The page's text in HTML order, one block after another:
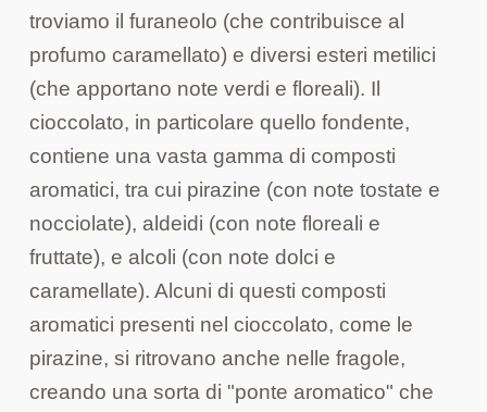
troviamo il furaneolo (che contribuisce al
profumo caramellato) e diversi esteri metilici
(che apportano note verdi e floreali). Il
cioccolato, in particolare quello fondente,
contiene una vasta gamma di composti
aromatici, tra cui pirazine (con note tostate e
nocciolate), aldeidi (con note floreali e
fruttate), e alcoli (con note dolci e
caramellate). Alcuni di questi composti
aromatici presenti nel cioccolato, come le
pirazine, si ritrovano anche nelle fragole,
creando una sorta di "ponte aromatico" che